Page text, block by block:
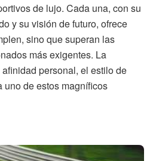
de lujo. Cada una, con su
y su visión de futuro, ofrece
sino que superan las
más exigentes. La
personal, el estilo de
de estos magníficos